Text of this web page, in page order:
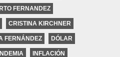
FERNANDEZ
CRISTINA KIRCHNER
FERNÁNDEZ DÓLAR
INFLACIÓN